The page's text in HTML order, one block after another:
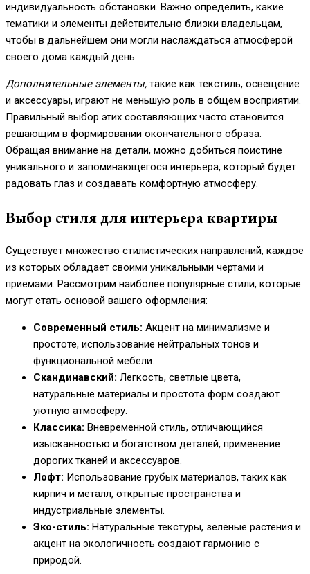
индивидуальность обстановки. Важно определить, какие
тематики и элементы действительно близки владельцам,
чтобы в дальнейшем они могли наслаждаться атмосферой
своего дома каждый день.
Дополнительные элементы, такие как текстиль, освещение
и аксессуары, играют не меньшую роль в общем восприятии.
Правильный выбор этих составляющих часто становится
решающим в формировании окончательного образа.
Обращая внимание на детали, можно добиться поистине
уникального и запоминающегося интерьера, который будет
радовать глаз и создавать комфортную атмосферу.
Выбор стиля для интерьера квартиры
Существует множество стилистических направлений, каждое
из которых обладает своими уникальными чертами и
приемами. Рассмотрим наиболее популярные стили, которые
могут стать основой вашего оформления:
Современный стиль: Акцент на минимализме и
простоте, использование нейтральных тонов и
функциональной мебели.
Скандинавский: Легкость, светлые цвета,
натуральные материалы и простота форм создают
уютную атмосферу.
Классика: Вневременной стиль, отличающийся
изысканностью и богатством деталей, применение
дорогих тканей и аксессуаров.
Лофт: Использование грубых материалов, таких как
кирпич и металл, открытые пространства и
индустриальные элементы.
Эко-стиль: Натуральные текстуры, зелёные растения и
акцент на экологичность создают гармонию с
природой.